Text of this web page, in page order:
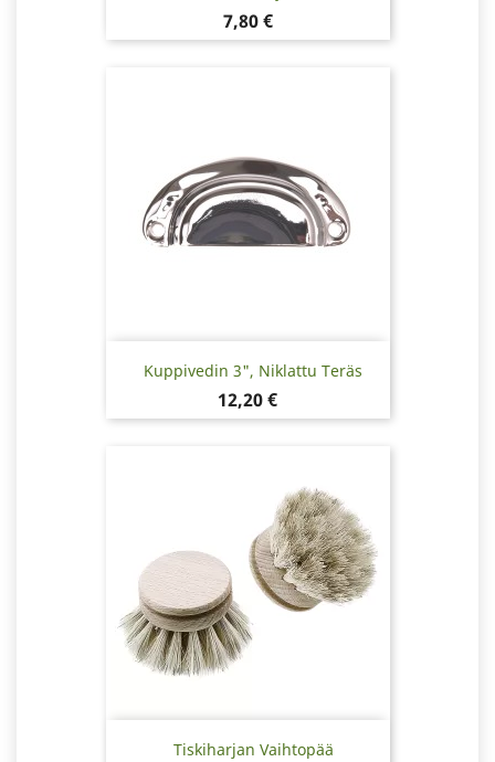
Hinta
7,80 €
Kuppivedin 3", Niklattu Teräs
Hinta
12,20 €
Tiskiharjan Vaihtopää